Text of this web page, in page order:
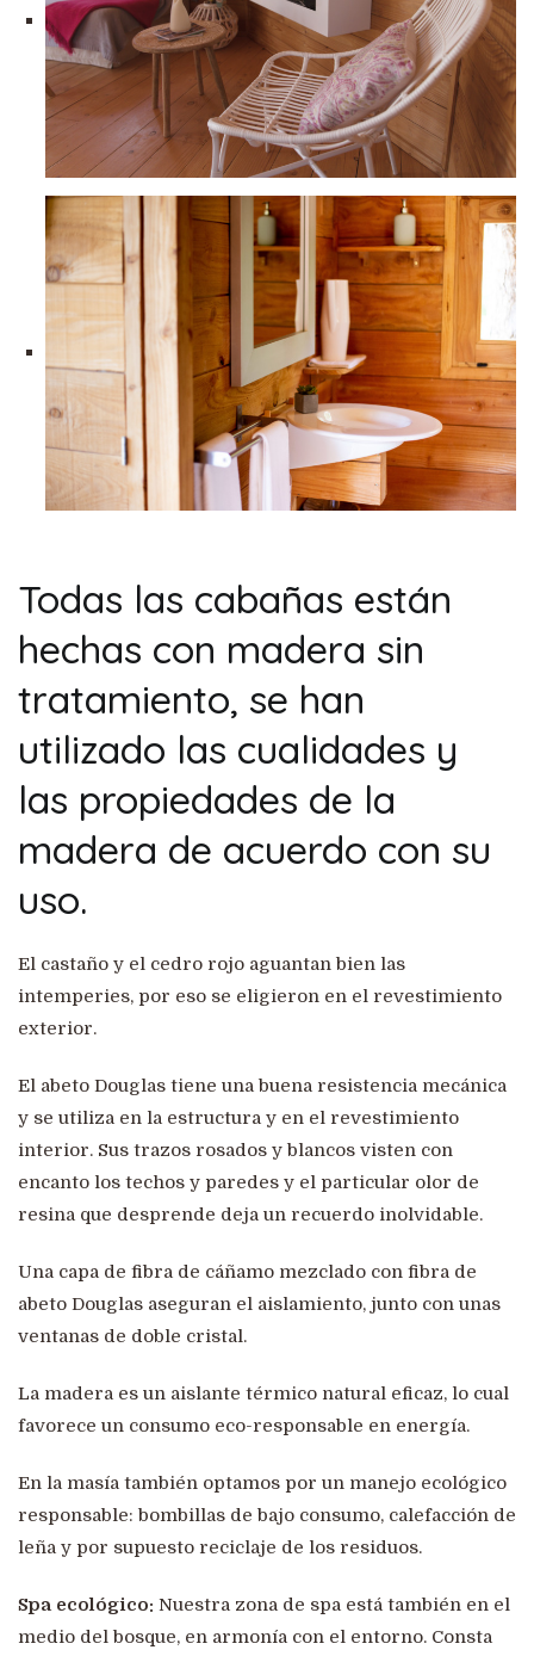
Todas las cabañas están
hechas con madera sin
tratamiento, se han
utilizado las cualidades y
las propiedades de la
madera de acuerdo con su
uso.
El castaño y el cedro rojo aguantan bien las
intemperies, por eso se eligieron en el revestimiento
exterior.
El abeto Douglas tiene una buena resistencia mecánica
y se utiliza en la estructura y en el revestimiento
interior. Sus trazos rosados ​​y blancos visten con
encanto los techos y paredes y el particular olor de
resina que desprende deja un recuerdo inolvidable.
Una capa de fibra de cáñamo mezclado con fibra de
abeto Douglas aseguran el aislamiento, junto con unas
ventanas de doble cristal.
La madera es un aislante térmico natural eficaz, lo cual
favorece un consumo eco-responsable en energía.
En la masía también optamos por un manejo ecológico
responsable: bombillas de bajo consumo, calefacción de
leña y por supuesto reciclaje de los residuos.
Spa ecológico: Nuestra zona de spa está también en el
medio del bosque, en armonía con el entorno. Consta